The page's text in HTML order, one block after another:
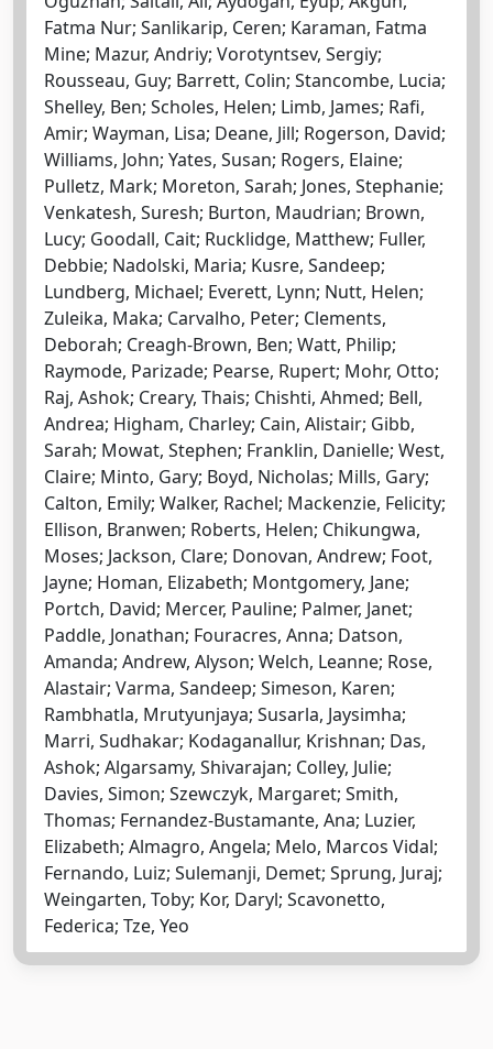
Fatma Nur; Sanlikarip, Ceren; Karaman, Fatma
Mine; Mazur, Andriy; Vorotyntsev, Sergiy;
Rousseau, Guy; Barrett, Colin; Stancombe, Lucia;
Shelley, Ben; Scholes, Helen; Limb, James; Rafi,
Amir; Wayman, Lisa; Deane, Jill; Rogerson, David;
Williams, John; Yates, Susan; Rogers, Elaine;
Pulletz, Mark; Moreton, Sarah; Jones, Stephanie;
Venkatesh, Suresh; Burton, Maudrian; Brown,
Lucy; Goodall, Cait; Rucklidge, Matthew; Fuller,
Debbie; Nadolski, Maria; Kusre, Sandeep;
Lundberg, Michael; Everett, Lynn; Nutt, Helen;
Zuleika, Maka; Carvalho, Peter; Clements,
Deborah; Creagh-Brown, Ben; Watt, Philip;
Raymode, Parizade; Pearse, Rupert; Mohr, Otto;
Raj, Ashok; Creary, Thais; Chishti, Ahmed; Bell,
Andrea; Higham, Charley; Cain, Alistair; Gibb,
Sarah; Mowat, Stephen; Franklin, Danielle; West,
Claire; Minto, Gary; Boyd, Nicholas; Mills, Gary;
Calton, Emily; Walker, Rachel; Mackenzie, Felicity;
Ellison, Branwen; Roberts, Helen; Chikungwa,
Moses; Jackson, Clare; Donovan, Andrew; Foot,
Jayne; Homan, Elizabeth; Montgomery, Jane;
Portch, David; Mercer, Pauline; Palmer, Janet;
Paddle, Jonathan; Fouracres, Anna; Datson,
Amanda; Andrew, Alyson; Welch, Leanne; Rose,
Alastair; Varma, Sandeep; Simeson, Karen;
Rambhatla, Mrutyunjaya; Susarla, Jaysimha;
Marri, Sudhakar; Kodaganallur, Krishnan; Das,
Ashok; Algarsamy, Shivarajan; Colley, Julie;
Davies, Simon; Szewczyk, Margaret; Smith,
Thomas; Fernandez-Bustamante, Ana; Luzier,
Elizabeth; Almagro, Angela; Melo, Marcos Vidal;
Fernando, Luiz; Sulemanji, Demet; Sprung, Juraj;
Weingarten, Toby; Kor, Daryl; Scavonetto,
Federica; Tze, Yeo